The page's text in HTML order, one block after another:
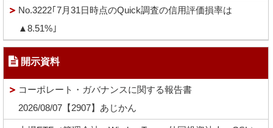
No.3222｢7月31日時点のQuick調査の信用評価損率は
▲8.51%｣
開示資料
コーポレート・ガバナンスに関する報告書
2026/08/07【2907】あじかん